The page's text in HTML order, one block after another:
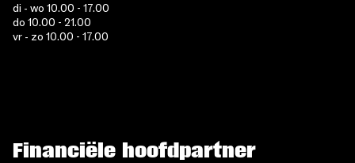
di - wo 10.00 - 17.00
do 10.00 - 21.00
vr - zo 10.00 - 17.00
Financiële hoofdpartner